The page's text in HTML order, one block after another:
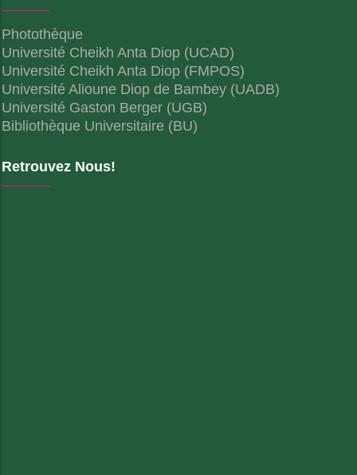
Photothèque
Université Cheikh Anta Diop (UCAD)
Université Cheikh Anta Diop (FMPOS)
Université Alioune Diop de Bambey (UADB)
Université Gaston Berger (UGB)
Bibliothèque Universitaire (BU)
Retrouvez Nous!